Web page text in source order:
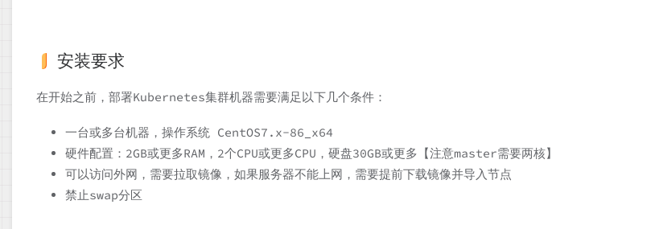
安装要求
在开始之前，部署Kubernetes集群机器需要满足以下几个条件：
一台或多台机器，操作系统 CentOS7.x-86_x64
硬件配置：2GB或更多RAM，2个CPU或更多CPU，硬盘30GB或更多【注意master需要两核】
可以访问外网，需要拉取镜像，如果服务器不能上网，需要提前下载镜像并导入节点
禁止swap分区